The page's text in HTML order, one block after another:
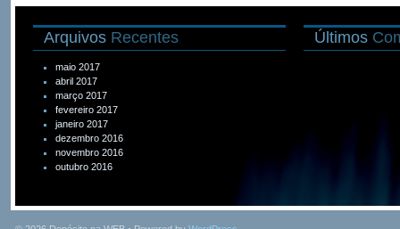
Arquivos Recentes
maio 2017
abril 2017
março 2017
fevereiro 2017
janeiro 2017
dezembro 2016
novembro 2016
outubro 2016
Últimos